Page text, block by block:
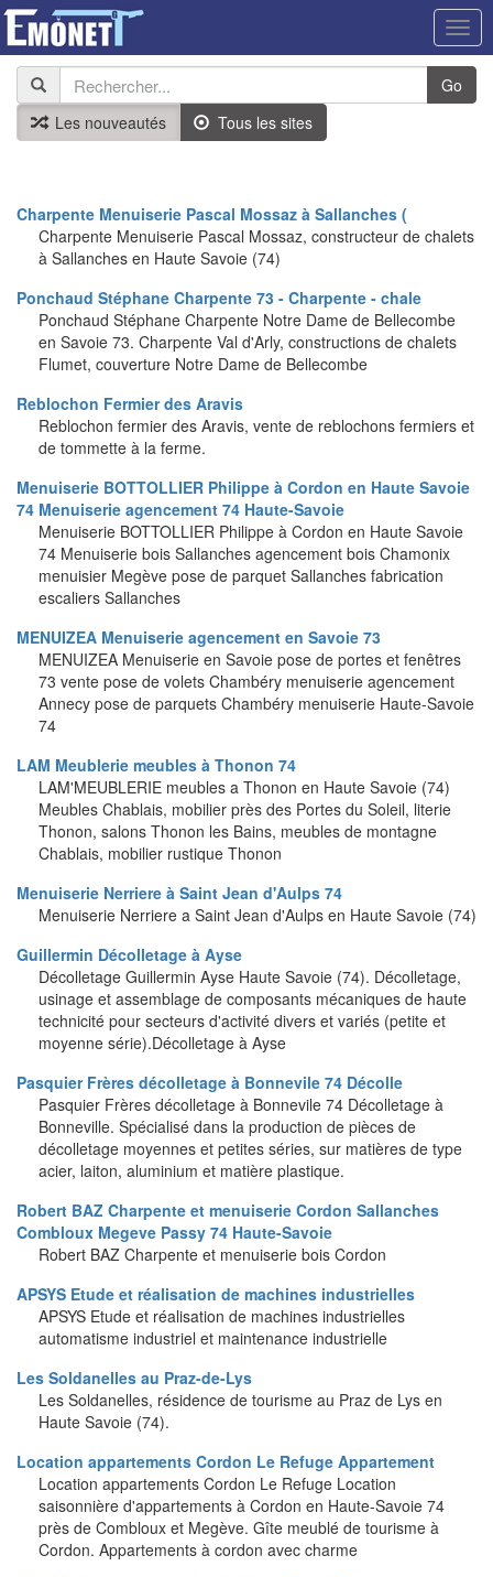
Go
Les nouveautés
Tous les sites
Charpente Menuiserie Pascal Mossaz à Sallanches (
Charpente Menuiserie Pascal Mossaz, constructeur de chalets
à Sallanches en Haute Savoie (74)
Ponchaud Stéphane Charpente 73 - Charpente - chale
Ponchaud Stéphane Charpente Notre Dame de Bellecombe
en Savoie 73. Charpente Val d'Arly, constructions de chalets
Flumet, couverture Notre Dame de Bellecombe
Reblochon Fermier des Aravis
Reblochon fermier des Aravis, vente de reblochons fermiers et
de tommette à la ferme.
Menuiserie BOTTOLLIER Philippe à Cordon en Haute Savoie
74 Menuiserie agencement 74 Haute-Savoie
Menuiserie BOTTOLLIER Philippe à Cordon en Haute Savoie
74 Menuiserie bois Sallanches agencement bois Chamonix
menuisier Megève pose de parquet Sallanches fabrication
escaliers Sallanches
MENUIZEA Menuiserie agencement en Savoie 73
MENUIZEA Menuiserie en Savoie pose de portes et fenêtres
73 vente pose de volets Chambéry menuiserie agencement
Annecy pose de parquets Chambéry menuiserie Haute-Savoie
74
LAM Meublerie meubles à Thonon 74
LAM'MEUBLERIE meubles a Thonon en Haute Savoie (74)
Meubles Chablais, mobilier près des Portes du Soleil, literie
Thonon, salons Thonon les Bains, meubles de montagne
Chablais, mobilier rustique Thonon
Menuiserie Nerriere à Saint Jean d'Aulps 74
Menuiserie Nerriere a Saint Jean d'Aulps en Haute Savoie (74)
Guillermin Décolletage à Ayse
Décolletage Guillermin Ayse Haute Savoie (74). Décolletage,
usinage et assemblage de composants mécaniques de haute
technicité pour secteurs d'activité divers et variés (petite et
moyenne série).Décolletage à Ayse
Pasquier Frères décolletage à Bonnevile 74 Décolle
Pasquier Frères décolletage à Bonnevile 74 Décolletage à
Bonneville. Spécialisé dans la production de pièces de
décolletage moyennes et petites séries, sur matières de type
acier, laiton, aluminium et matière plastique.
Robert BAZ Charpente et menuiserie Cordon Sallanches
Combloux Megeve Passy 74 Haute-Savoie
Robert BAZ Charpente et menuiserie bois Cordon
APSYS Etude et réalisation de machines industrielles
APSYS Etude et réalisation de machines industrielles
automatisme industriel et maintenance industrielle
Les Soldanelles au Praz-de-Lys
Les Soldanelles, résidence de tourisme au Praz de Lys en
Haute Savoie (74).
Location appartements Cordon Le Refuge Appartement
Location appartements Cordon Le Refuge Location
saisonnière d'appartements à Cordon en Haute-Savoie 74
près de Combloux et Megève. Gîte meublé de tourisme à
Cordon. Appartements à cordon avec charme